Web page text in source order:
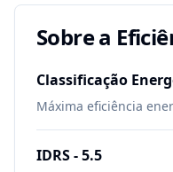
Sobre a
Classificação
Máxima eficiência
IDRS -5.5